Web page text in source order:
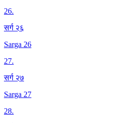
26.
सर्ग २६
Sarga 26
27.
सर्ग २७
Sarga 27
28.